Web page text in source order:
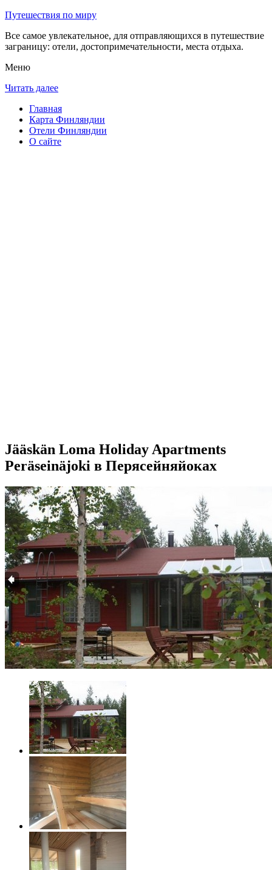
Путешествия по миру
Все самое увлекательное, для отправляющихся в путешествие
заграницу: отели, достопримечательности, места отдыха.
Меню
Читать далее
Главная
Карта Финляндии
Отели Финляндии
О сайте
Jääskän Loma Holiday Apartments
Peräseinäjoki в Перясейняйоках